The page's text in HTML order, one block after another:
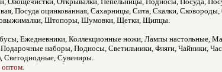
Посуда оцинкованная, Сахарницы, Сита, Скалки,
Штопоры, Шумовки, Щетки, Щипцы.
Ежедневники, Коллекционные ножи, Лампы настольные,
наборы, Подносы, Светильники, Фляги, Чайники,
Светодиодные, Сувениры.
оптом.